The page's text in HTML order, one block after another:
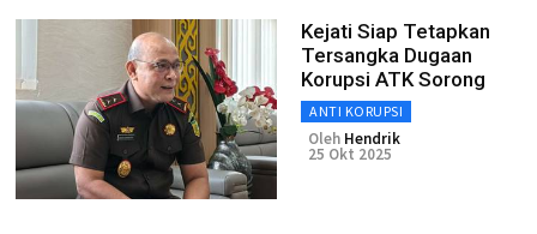
Kejati Siap Tetapkan
Tersangka Dugaan
Korupsi ATK Sorong
ANTI KORUPSI
Oleh Hendrik
25 Okt 2025